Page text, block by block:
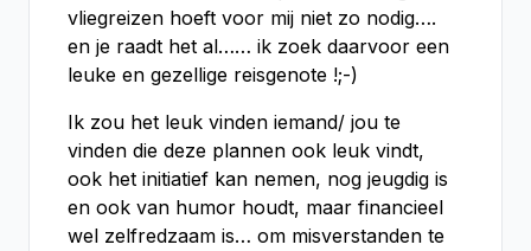
vliegreizen hoeft voor mij niet zo nodig….
en je raadt het al…… ik zoek daarvoor een
leuke en gezellige reisgenote !;-)
Ik zou het leuk vinden iemand/ jou te
vinden die deze plannen ook leuk vindt,
ook het initiatief kan nemen, nog jeugdig is
en ook van humor houdt, maar financieel
wel zelfredzaam is… om misverstanden te